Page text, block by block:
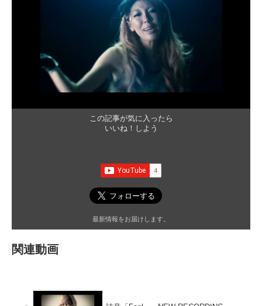
この記事が気に入ったら
いいね！しよう
最新情報をお届けします。
関連動画